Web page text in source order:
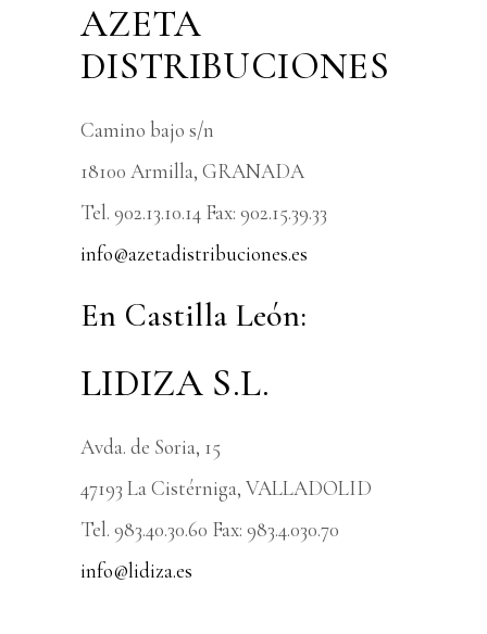
AZETA
DISTRIBUCIONES
Camino bajo s/n
18100 Armilla, GRANADA
Tel. 902.13.10.14 Fax: 902.15.39.33
info@azetadistribuciones.es
En Castilla León:
LIDIZA S.L.
Avda. de Soria, 15
47193 La Cistérniga, VALLADOLID
Tel. 983.40.30.60 Fax: 983.4.030.70
info@lidiza.es